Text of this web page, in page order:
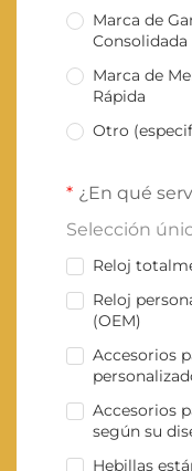
Marca de
Consolidada
Marca de
Rápida
Otro
¿En qué
Selección
Reloj
Reloj
(OEM)
Accesorios
Accesorios
según su
Hebillas